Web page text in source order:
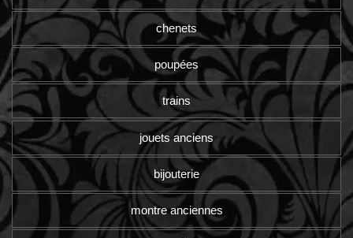
chenets
poupées
trains
jouets anciens
bijouterie
montre anciennes